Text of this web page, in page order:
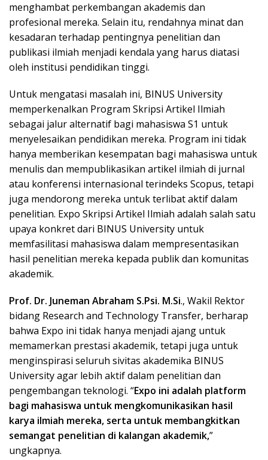
menghambat perkembangan akademis dan
profesional mereka. Selain itu, rendahnya minat dan
kesadaran terhadap pentingnya penelitian dan
publikasi ilmiah menjadi kendala yang harus diatasi
oleh institusi pendidikan tinggi.
Untuk mengatasi masalah ini, BINUS University
memperkenalkan Program Skripsi Artikel Ilmiah
sebagai jalur alternatif bagi mahasiswa S1 untuk
menyelesaikan pendidikan mereka. Program ini tidak
hanya memberikan kesempatan bagi mahasiswa untuk
menulis dan mempublikasikan artikel ilmiah di jurnal
atau konferensi internasional terindeks Scopus, tetapi
juga mendorong mereka untuk terlibat aktif dalam
penelitian. Expo Skripsi Artikel Ilmiah adalah salah satu
upaya konkret dari BINUS University untuk
memfasilitasi mahasiswa dalam mempresentasikan
hasil penelitian mereka kepada publik dan komunitas
akademik.
Prof. Dr. Juneman Abraham S.Psi. M.Si., Wakil Rektor
bidang Research and Technology Transfer, berharap
bahwa Expo ini tidak hanya menjadi ajang untuk
memamerkan prestasi akademik, tetapi juga untuk
menginspirasi seluruh sivitas akademika BINUS
University agar lebih aktif dalam penelitian dan
pengembangan teknologi. “Expo ini adalah platform
bagi mahasiswa untuk mengkomunikasikan hasil
karya ilmiah mereka, serta untuk membangkitkan
semangat penelitian di kalangan akademik,”
ungkapnya.